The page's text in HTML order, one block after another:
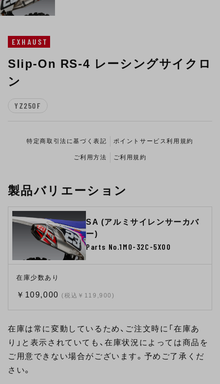
EXHAUST
Slip-On RS-4 レーシングサイクロ
ン
YZ250F
特定商取引法に基づく表記 ポイントサービス利用規約
ご利用方法 ご利用規約
製品バリエーション
SA (アルミサイレンサーカバ
ー)
Parts No.1M0-32C-5X00
在庫少数あり
￥109,000 (税込￥119,900)
在庫は常に変動しているため、ご注文時に「在庫あ
り」と表示されていても、在庫状況によっては商品を
ご用意できない場合がございます。予めご了承くだ
さい。